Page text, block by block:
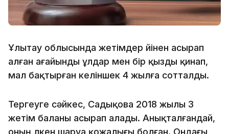
Ұлытау облысында жетімдер үйінен асырап
алған ағайынды ұлдар мен бір қызды қинап,
мал бақтырған келіншек 4 жылға сотталды.
Тергеуге сәйкес, Садықова 2018 жылы 3
жетім баланы асырап алады. Анықталғандай,
оның үлкен шаруа қожалығы болған. Ондағы